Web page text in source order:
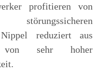
profitieren von
Nippel reduziert aus
von sehr hoher